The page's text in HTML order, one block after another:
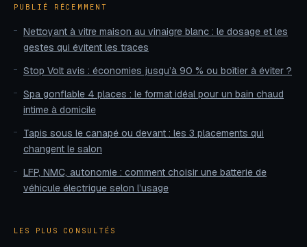
PUBLIÉ RÉCEMMENT
Nettoyant à vitre maison au vinaigre blanc : le dosage et les
gestes qui évitent les traces
Stop Volt avis : économies jusqu’à 90 % ou boîtier à éviter ?
Spa gonflable 4 places : le format idéal pour un bain chaud
intime à domicile
Tapis sous le canapé ou devant : les 3 placements qui
changent le salon
LFP, NMC, autonomie : comment choisir une batterie de
véhicule électrique selon l’usage
LES PLUS CONSULTÉS